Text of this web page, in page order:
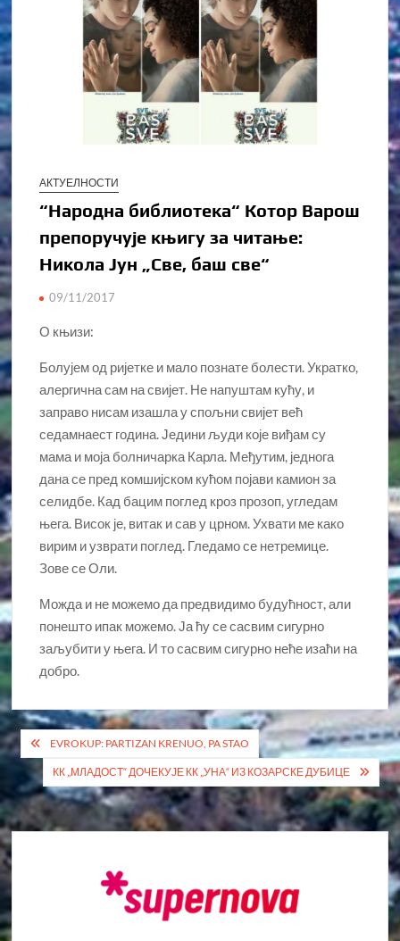
АКТУЕЛНОСТИ
“Народна библиотека“ Котор Варош
препоручује књигу за читање:
Никола Јун „Све, баш све“
09/11/2017
О књизи:
Болујем од ријетке и мало познате болести. Укратко,
алергична сам на свијет. Не напуштам кућу, и
заправо нисам изашла у спољни свијет већ
седамнаест година. Једини људи које виђам су
мама и моја болничарка Карла. Међутим, једнога
дана се пред комшијском кућом појави камион за
селидбе. Кад бацим поглед кроз прозоп, угледам
њега. Висок је, витак и сав у црном. Ухвати ме како
вирим и узврати поглед. Гледамо се нетремице.
Зове се Оли.
Можда и не можемо да предвидимо будућност, али
понешто ипак можемо. Ја ћу се сасвим сигурно
заљубити у њега. И то сасвим сигурно неће изаћи на
добро.
Кретање
чланка
EVROKUP: PARTIZAN KRENUO, PA STAO
КК „МЛАДОСТ“ ДОЧЕКУЈЕ КК „УНА“ ИЗ КОЗАРСКЕ ДУБИЦЕ